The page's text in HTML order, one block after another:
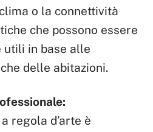
o la connettività
che possono essere
in base alle
delle abitazioni.
regola d’arte è